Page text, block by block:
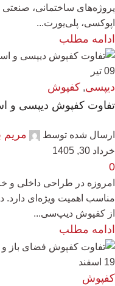
پروژه‌های ساختمانی،
اپوکسی، پلی‌یورت...
ادامه مطلب
09 تیر
دیپسی, کفپوش
تفاوت کفپوش دیپسی و
ارسال شده توسط مریم
خرداد 30, 1405
0
امروزه در طراحی داخلی و
مناسب اهمیت ویژه‌ای دارد.
از کفپوش دیپ‌سی...
ادامه مطلب
19 اسفند
کفپوش